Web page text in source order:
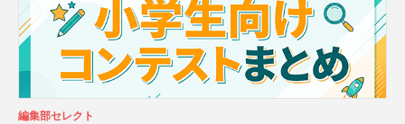
編集部セレクト